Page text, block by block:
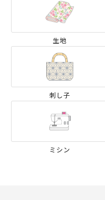
生地
刺し子
ミシン